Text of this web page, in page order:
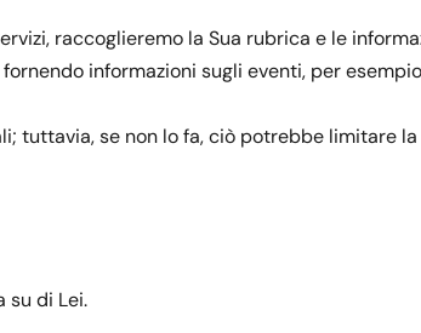
raccoglieremo la Sua rubrica e le
informazioni sugli eventi, per
tuttavia, se non lo fa, ciò potrebbe limitare
su di Lei.